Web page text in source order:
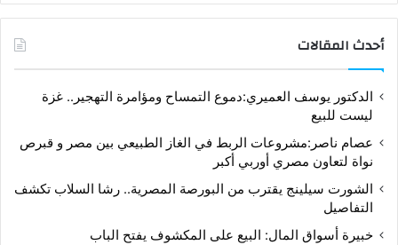
أحدث المقالات
الدكتور يوسف العميري:دموع التمساح ومؤامرة التهجير.. غزة
ليست للبيع
عصام ناصر:مشروعات الربط في الغاز الطبيعي بين مصر و قبرص
نواة لتعاون مصري أوربي أكبر
الشورت سيلينج يقترب من البورصة المصرية.. رشا السلاب تكشف
التفاصيل
خبيرة أسواق المال: البيع على المكشوف يفتح الباب